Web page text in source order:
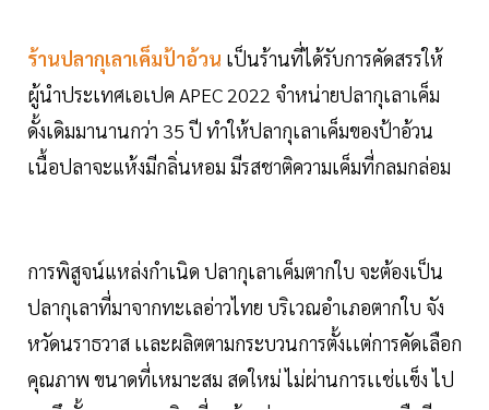
ร้านปลากุเลาเค็มป้าอ้วน เป็นร้านที่ได้รับการคัดสรรให้
ผู้นำประเทศเอเปค APEC 2022 จำหน่ายปลากุเลาเค็ม
ดั้งเดิมมานานกว่า 35 ปี ทำให้ปลากุเลาเค็มของป้าอ้วน
เนื้อปลาจะแห้งมีกลิ่นหอม มีรสชาติความเค็มที่กลมกล่อม
การพิสูจน์แหล่งกำเนิด ปลากุเลาเค็มตากใบ จะต้องเป็น
ปลากุเลาที่มาจากทะเลอ่าวไทย บริเวณอำเภอตากใบ จัง
หวัดนราธวาส เเละผลิตตามกระบวนการตั้งเเต่การคัดเลือก
คุณภาพ ขนาดที่เหมาะสม สดใหม่ ไม่ผ่านการเเช่เเข็ง ไป